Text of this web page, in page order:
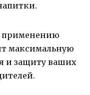
применению
максимальную
и защиту ваших